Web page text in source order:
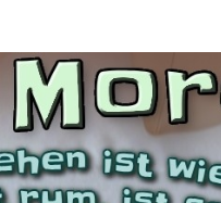
Lederpflege
Set, ...
Anzeige